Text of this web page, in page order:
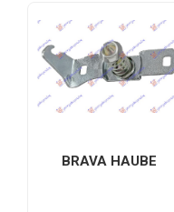
BRAVA HAUBE